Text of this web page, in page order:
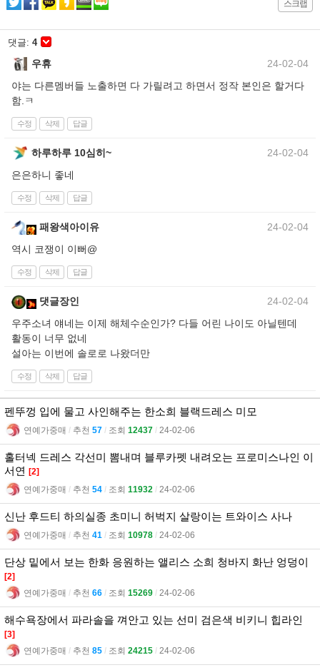
스크랩
댓글: 4
우휴
24-02-04
야는 다른멤버들 노출하면 다 가릴려고 하면서 정작 본인은 할거다
함.ㅋ
수정 삭제 답글
하루하루 10심히~
24-02-04
은은하니 좋네
수정 삭제 답글
패왕색아이유
24-02-04
역시 코쟁이 이뻐@
수정 삭제 답글
댓글장인
24-02-04
우주소녀 얘네는 이제 해체수순인가? 다들 어린 나이도 아닐텐데
활동이 너무 없네
설아는 이번에 솔로로 나왔더만
수정 삭제 답글
펜뚜껑 입에 물고 사인해주는 한소희 블랙드레스 미모
연예가중매 l 추천 57 l 조회 12437 l 24-02-06
홀터넥 드레스 각선미 뽐내며 블루카펫 내려오는 프로미스나인 이
서연 [2]
연예가중매 l 추천 54 l 조회 11932 l 24-02-06
신난 후드티 하의실종 초미니 허벅지 살랑이는 트와이스 사나
연예가중매 l 추천 41 l 조회 10978 l 24-02-06
단상 밑에서 보는 한화 응원하는 앨리스 소희 청바지 화난 엉덩이
[2]
연예가중매 l 추천 66 l 조회 15269 l 24-02-06
해수욕장에서 파라솔을 껴안고 있는 선미 검은색 비키니 힙라인
[3]
연예가중매 l 추천 85 l 조회 24215 l 24-02-06